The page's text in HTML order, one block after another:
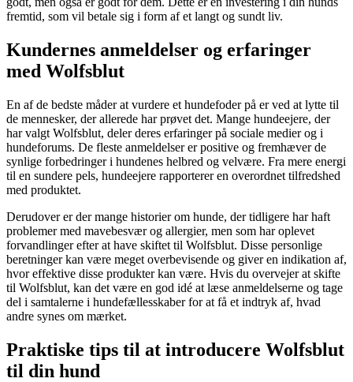
fremtid, som vil betale sig i form af et langt og sundt liv.
Kundernes anmeldelser og erfaringer
med Wolfsblut
En af de bedste måder at vurdere et hundefoder på er ved at lytte til
de mennesker, der allerede har prøvet det. Mange hundeejere, der
har valgt Wolfsblut, deler deres erfaringer på sociale medier og i
hundeforums. De fleste anmeldelser er positive og fremhæver de
synlige forbedringer i hundenes helbred og velvære. Fra mere energi
til en sundere pels, hundeejere rapporterer en overordnet tilfredshed
med produktet.
Derudover er der mange historier om hunde, der tidligere har haft
problemer med mavebesvær og allergier, men som har oplevet
forvandlinger efter at have skiftet til Wolfsblut. Disse personlige
beretninger kan være meget overbevisende og giver en indikation af,
hvor effektive disse produkter kan være. Hvis du overvejer at skifte
til Wolfsblut, kan det være en god idé at læse anmeldelserne og tage
del i samtalerne i hundefællesskaber for at få et indtryk af, hvad
andre synes om mærket.
Praktiske tips til at introducere Wolfsblut
til din hund